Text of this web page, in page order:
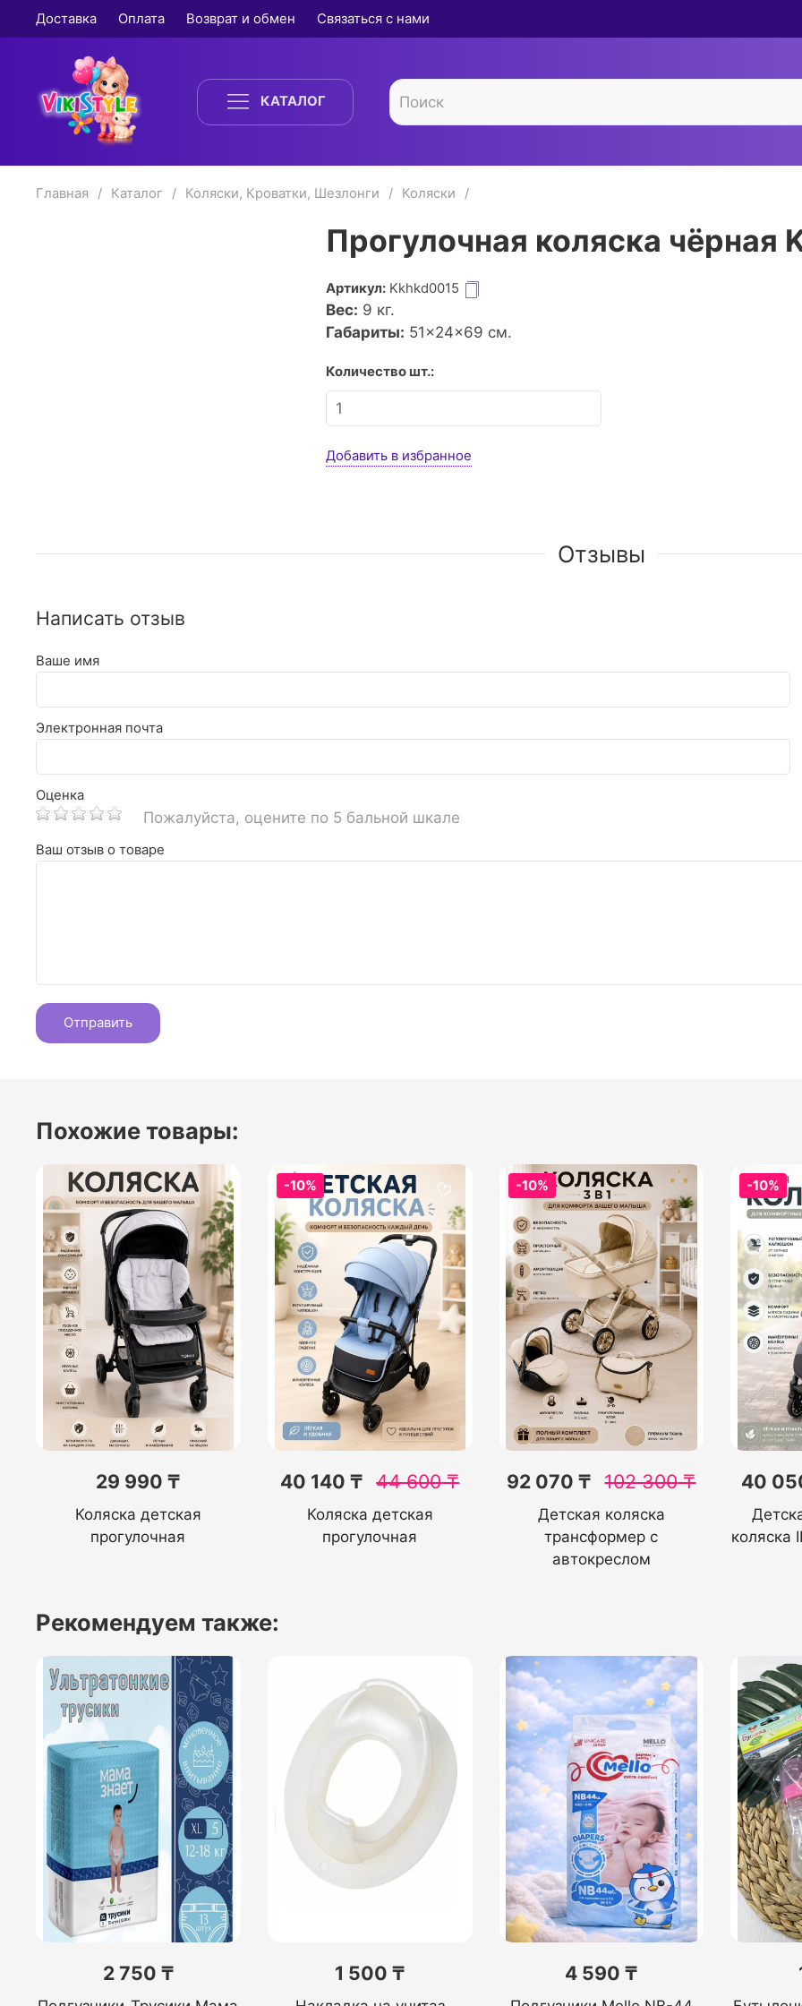
Доставка Оплата Возврат и обмен Связаться с нами
КАТАЛОГ
Главная Каталог Коляски, Кроватки, Шезлонги Коляски
Прогулочная коляска чёрная
Артикул: Kkhkd0015
Вес: 9 кг.
Габариты: 51×24×69 см.
Количество шт.:
Добавить в избранное
Отзывы
Написать отзыв
Ваше имя
Электронная почта
Оценка
Пожалуйста, оцените по 5 бальной шкале
Ваш отзыв о товаре
Похожие товары:
29 990 ₸
Коляска детская
прогулочная
-10%
40 140 ₸ 44 600₸
Коляска детская
прогулочная
-10%
92 070 ₸ 102 300₸
Детская коляска
трансформер с
автокреслом
-10%
40
коляска
Рекомендуем также:
2 750 ₸ 1 500 ₸ 4 590 ₸